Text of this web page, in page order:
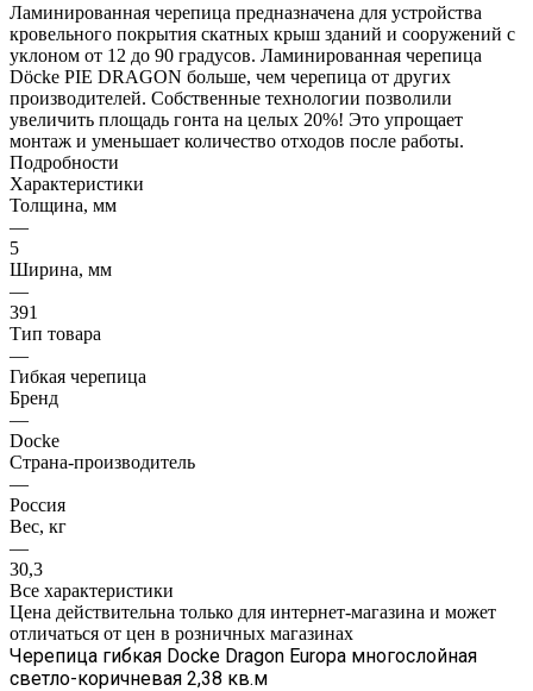
Ламинированная черепица предназначена для устройства
кровельного покрытия скатных крыш зданий и сооружений с
уклоном от 12 до 90 градусов. Ламинированная черепица
Dӧcke PIE DRAGON больше, чем черепица от других
производителей. Собственные технологии позволили
увеличить площадь гонта на целых 20%! Это упрощает
монтаж и уменьшает количество отходов после работы.
Подробности
Характеристики
Толщина, мм
—
5
Ширина, мм
—
391
Тип товара
—
Гибкая черепица
Бренд
—
Docke
Страна-производитель
—
Россия
Вес, кг
—
30,3
Все характеристики
Цена действительна только для интернет-магазина и может
отличаться от цен в розничных магазинах
Черепица гибкая Docke Dragon Europa многослойная
светло-коричневая 2,38 кв.м